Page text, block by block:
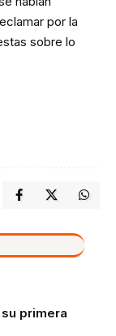
por la
sobre lo
primera